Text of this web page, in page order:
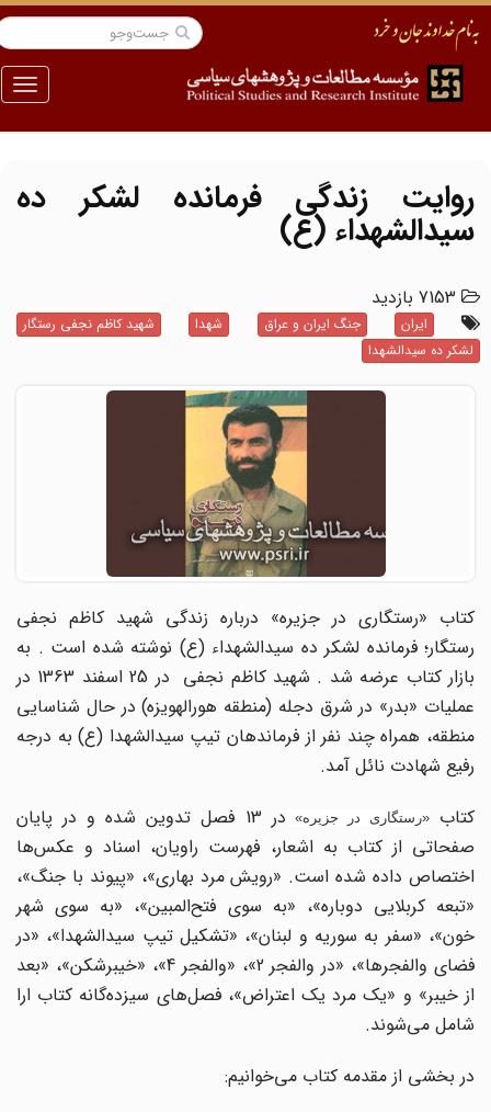
منو
روایت زندگی فرمانده لشکر ده
سیدالشهداء (ع)
7153 بازدید
ایران جنگ ایران و عراق شهدا
شهید کاظم نجفی رستگار
لشکر ده سیدالشهدا
کتاب «رستگاری در جزیره» درباره زندگی شهید کاظم نجفی
‌رستگار؛ فرمانده لشکر ده سیدالشهداء (ع) نوشته شده است . به
بازار کتاب عرضه شد . شهید کاظم نجفی در 25 اسفند 1363 در
عملیات «بدر» در شرق دجله (منطقه هورالهویزه) در حال شناسایی
منطقه، همراه چند نفر از فرماندهان تیپ سیدالشهدا (ع) به درجه
رفیع شهادت نائل آمد.
کتاب«رستگاری در جزیره»
در 13 فصل تدوین شده و در پایان
صفحاتی از کتاب به اشعار، فهرست راویان، ‌اسناد و عکس‌ها
اختصاص داده شده است. «رویش مرد بهاری»، «پیوند با جنگ»،
«تبعه کربلایی دوباره»، «به سوی فتح‌المبین»، «به سوی شهر
خون»، «سفر به سوریه و لبنان»، «تشکیل تیپ سیدالشهدا»،‌ «در
فضای والفجرها»، «در والفجر 2»، «والفجر 4»،‌ «خیبرشکن»، «بعد
از خیبر» و «یک مرد یک اعتراض»، فصل‌های سیزده‌گانه کتاب ارا
شامل می‌شوند.
در بخشی از مقدمه کتاب می‌خوانیم: